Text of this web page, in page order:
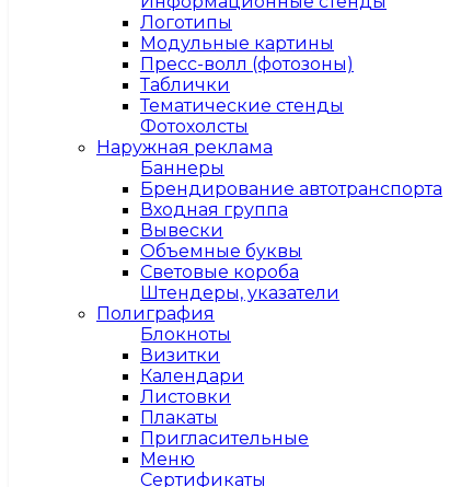
Логотипы
Модульные картины
Пресс-волл (фотозоны)
Таблички
Тематические стенды
Фотохолсты
Наружная реклама
Баннеры
Брендирование автотранспорта
Входная группа
Вывески
Объемные буквы
Световые короба
Штендеры, указатели
Полиграфия
Блокноты
Визитки
Календари
Листовки
Плакаты
Пригласительные
Меню
Сертификаты